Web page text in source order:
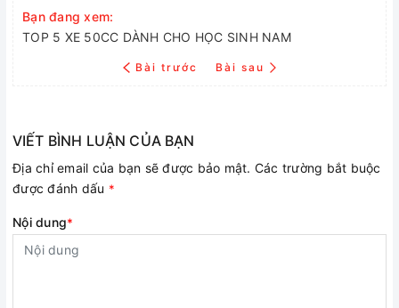
Bạn đang xem:
TOP 5 XE 50CC DÀNH CHO HỌC SINH NAM
Bài trước Bài sau
VIẾT BÌNH LUẬN CỦA BẠN
Địa chỉ email của bạn sẽ được bảo mật. Các trường bắt buộc
được đánh dấu *
Nội dung*